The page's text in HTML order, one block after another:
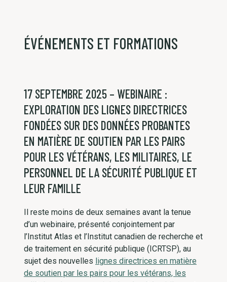
ÉVÉNEMENTS ET FORMATIONS
17 SEPTEMBRE 2025 – WEBINAIRE :
EXPLORATION DES LIGNES DIRECTRICES
FONDÉES SUR DES DONNÉES PROBANTES
EN MATIÈRE DE SOUTIEN PAR LES PAIRS
POUR LES VÉTÉRANS, LES MILITAIRES, LE
PERSONNEL DE LA SÉCURITÉ PUBLIQUE ET
LEUR FAMILLE
Il reste moins de deux semaines avant la tenue
d’un webinaire, présenté conjointement par
l’Institut Atlas et l’Institut canadien de recherche et
de traitement en sécurité publique (ICRTSP), au
sujet des nouvelles lignes directrices en matière
de soutien par les pairs pour les vétérans, les